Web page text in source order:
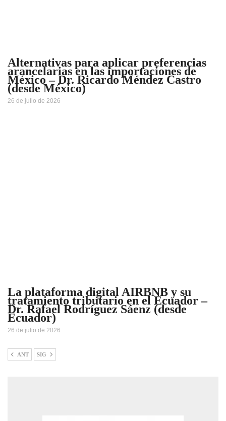
Alternativas para aplicar preferencias
arancelarias en las importaciones de
México – Dr. Ricardo Méndez Castro
(desde México)
26 de julio de 2026
La plataforma digital AIRBNB y su
tratamiento tributario en el Ecuador –
Dr. Rafael Rodríguez Sáenz (desde
Ecuador)
26 de julio de 2026
ANT SIG